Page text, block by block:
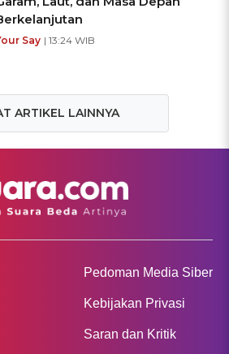
Say | 13:24 WIB
ARTIKEL LAINNYA
Pedoman Media Siber
Kebijakan Privasi
Saran dan Kritik